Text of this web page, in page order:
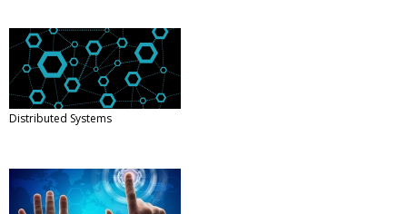
Distributed Systems